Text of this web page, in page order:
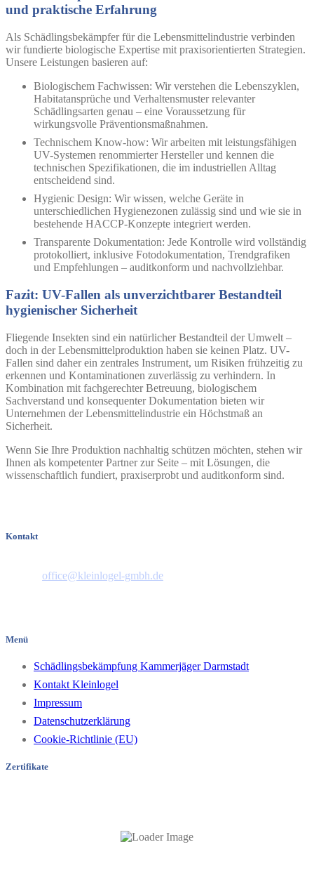
und praktische Erfahrung
Als Schädlingsbekämpfer für die Lebensmittelindustrie verbinden
wir fundierte biologische Expertise mit praxisorientierten Strategien.
Unsere Leistungen basieren auf:
Biologischem Fachwissen: Wir verstehen die Lebenszyklen,
Habitatansprüche und Verhaltensmuster relevanter
Schädlingsarten genau – eine Voraussetzung für
wirkungsvolle Präventionsmaßnahmen.
Technischem Know-how: Wir arbeiten mit leistungsfähigen
UV-Systemen renommierter Hersteller und kennen die
technischen Spezifikationen, die im industriellen Alltag
entscheidend sind.
Hygienic Design: Wir wissen, welche Geräte in
unterschiedlichen Hygienezonen zulässig sind und wie sie in
bestehende HACCP-Konzepte integriert werden.
Transparente Dokumentation: Jede Kontrolle wird vollständig
protokolliert, inklusive Fotodokumentation, Trendgrafiken
und Empfehlungen – auditkonform und nachvollziehbar.
Fazit: UV-Fallen als unverzichtbarer Bestandteil
hygienischer Sicherheit
Fliegende Insekten sind ein natürlicher Bestandteil der Umwelt –
doch in der Lebensmittelproduktion haben sie keinen Platz. UV-
Fallen sind daher ein zentrales Instrument, um Risiken frühzeitig zu
erkennen und Kontaminationen zuverlässig zu verhindern. In
Kombination mit fachgerechter Betreuung, biologischem
Sachverstand und konsequenter Dokumentation bieten wir
Unternehmen der Lebensmittelindustrie ein Höchstmaß an
Sicherheit.
Wenn Sie Ihre Produktion nachhaltig schützen möchten, stehen wir
Ihnen als kompetenter Partner zur Seite – mit Lösungen, die
wissenschaftlich fundiert, praxiserprobt und auditkonform sind.
Kontakt
office@kleinlogel-gmbh.de
Menü
Schädlingsbekämpfung Kammerjäger Darmstadt
Kontakt Kleinlogel
Impressum
Datenschutzerklärung
Cookie-Richtlinie (EU)
Zertifikate